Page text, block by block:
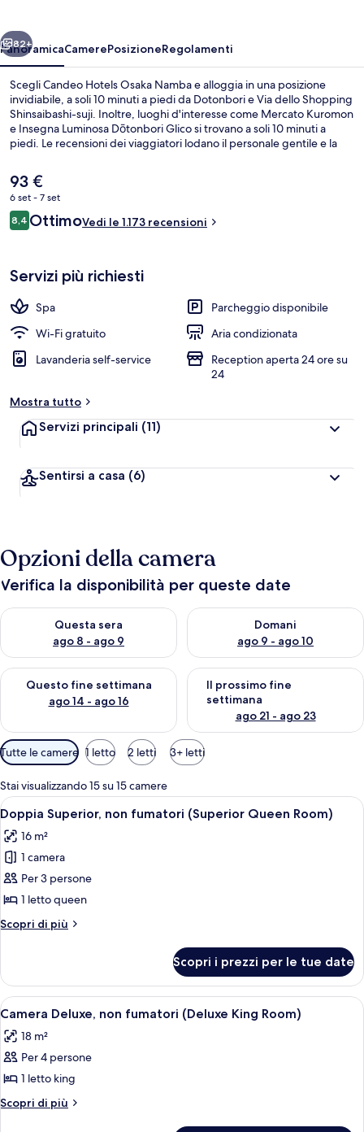
Biancheria da letto di alta qualità,
Avanti
82+
PanoramicaCamerePosizioneRegolamenti
Scegli Candeo Hotels Osaka Namba e alloggia in una posizione
invidiabile, a soli 10 minuti a piedi da Dotonbori e Via dello Shopping
Shinsaibashi-suji. Inoltre, luoghi d'interesse come Mercato Kuromon
e Insegna Luminosa Dōtonbori Glico si trovano a soli 10 minuti a
piedi. Le recensioni dei viaggiatori lodano il personale gentile e la
con i mezzi pubblici: Stazione di Nippombashi si trova a 4 min a piedi
e Stazione di Nagahoribashi a 6.
Il
prezzo
attuale
è
93 €
6 set - 7 set
Recensioni
8,48,4 su 10
OttimoVedi le 1.173 recensioni
Servizi più richiesti
Spa
Parcheggio disponibile
Wi-Fi gratuito
Aria condizionata
Lavanderia self-service
Reception aperta 24 ore su
24
Mostra tutto
Servizi principali (11)
Sentirsi a casa (6)
Opzioni della camera
Verifica la disponibilità per queste date
Questa sera
ago 8 - ago 9
Verifica la disponibilità per questa sera, ago 8 - ago 9
Domani
ago 9 - ago 10
Verifica la disponibilità per
Questo fine settimana
ago 14 - ago 16
Verifica la disponibilità per questo fine settimana, ago 14 -
Il prossimo fine
settimana
ago 21 - ago 23
Verifica la disponibilità per il
Filtri
disponibili
per
le
camere
Tutte le camere 1 letto 2 letti 3+ letti
Stai visualizzando 15 su 15 camere
Apri
tutte
le
foto
per
Doppia
Superior,
non
(Superior
Queen
Room)
Biancheria da letto di alta qualità,
9
Doppia Superior, non fumatori (Superior Queen Room)
16 m²
1 camera
Per 3 persone
1 letto queen
Scopri di più
Altri
Superior,
non
fumatori
Queen
Room)
Scopri i prezzi per le tue date
Apri
tutte
le
foto
per
Camera
Una camera d'hotel con un letto
9
Camera Deluxe, non fumatori (Deluxe King Room)
18 m²
Per 4 persone
1 letto king
Scopri di più
Altri